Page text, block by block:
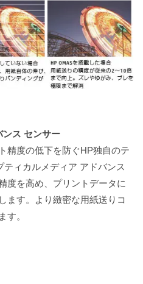
ンス センサー
精度の低下を防ぐHP独自のテ
ィカルメディア アドバンス
度を高め、プリントデータに
ます。より緻密な用紙送りコ
す。